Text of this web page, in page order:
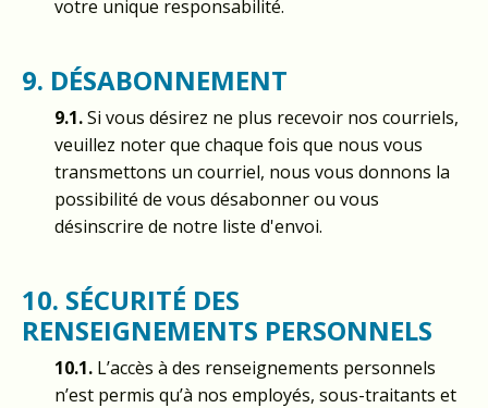
votre unique responsabilité.
9. DÉSABONNEMENT
9.1.Si vous désirez ne plus recevoir nos courriels,
veuillez noter que chaque fois que nous vous
transmettons un courriel, nous vous donnons la
possibilité de vous désabonner ou vous
désinscrire de notre liste d'envoi.
10. SÉCURITÉ DES
RENSEIGNEMENTS PERSONNELS
10.1. L’accès à des renseignements personnels
n’est permis qu’à nos employés, sous-traitants et